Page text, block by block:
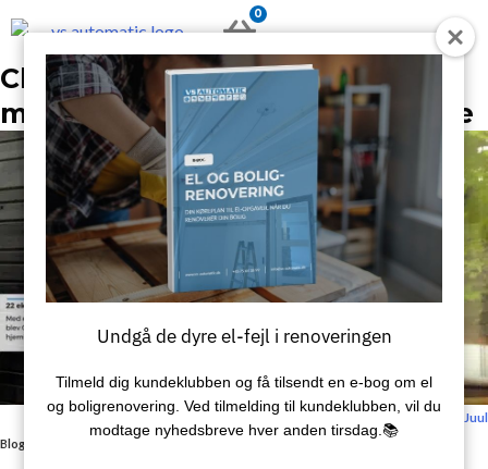
til
indholdet
0
KURV
Christina fik 22 m2 mere bolig
med en luft til luft-varmepumpe
Sidst redigeret: 16. august 2024 / Skrevet af:
Kristian Juul
Blog
Undgå de dyre el-fejl i renoveringen
Tilmeld dig kundeklubben og få tilsendt en e‑bog om el
og boligrenovering. Ved tilmelding til kundeklubben, vil du
modtage nyhedsbreve hver anden tirsdag.📚